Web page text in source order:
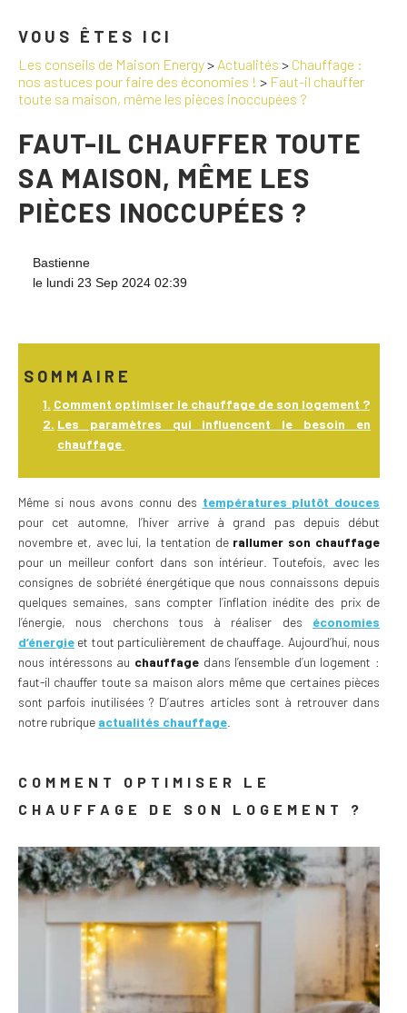
VOUS ÊTES ICI
Les conseils de Maison Energy> Actualités > Chauffage :
nos astuces pour faire des économies ! > Faut-il chauffer
toute sa maison, même les pièces inoccupées ?
FAUT-IL CHAUFFER TOUTE
SA MAISON, MÊME LES
PIÈCES INOCCUPÉES ?
Bastienne
le lundi 23 Sep 2024 02:39
SOMMAIRE
Comment optimiser le chauffage de son logement ?
Les paramètres qui influencent le besoin en
chauffage
Même si nous avons connu des températures plutôt douces
pour cet automne, l’hiver arrive à grand pas depuis début
novembre et, avec lui, la tentation derallumer son chauffage
pour un meilleur confort dans son intérieur. Toutefois, avec les
consignes de sobriété énergétique que nous connaissons depuis
quelques semaines, sans compter l’inflation inédite des prix de
l’énergie, nous cherchons tous à réaliser des économies
d’énergie et tout particulièrement de chauffage. Aujourd’hui, nous
nous intéressons au chauffagedans l’ensemble d’un logement :
faut-il chauffer toute sa maison alors même que certaines pièces
sont parfois inutilisées ? D’autres articles sont à retrouver dans
notre rubrique actualités chauffage
COMMENT OPTIMISER LE
CHAUFFAGE DE SON LOGEMENT ?